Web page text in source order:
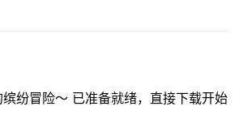
纷冒险～ 已准备就绪，直接下载开始